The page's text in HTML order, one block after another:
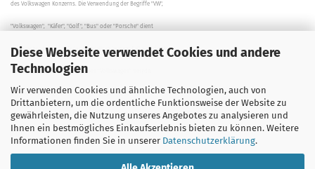
Diese Webseite verwendet Cookies und andere
Technologien
Wir verwenden Cookies und ähnliche Technologien, auch von
Drittanbietern, um die ordentliche Funktionsweise der Website zu
gewährleisten, die Nutzung unseres Angebotes zu analysieren und
Ihnen ein bestmögliches Einkaufserlebnis bieten zu können. Weitere
Informationen finden Sie in unserer Datenschutzerklärung.
des Volkswagen Konzerns. Die Verwendung der Begriffe "VW",
"Volkswagen", "Käfer", "Golf", "Bus" oder "Porsche" dient
der Beschreibung der Teile und stellt in keinem Fall eine direkte
Verbindung zu dem Unternehmen "Volkswagen" her/da.
Die Beschreibungen, Zeichnungen und Angaben zur
Verwendung sind sorgfältig überprüft worden.